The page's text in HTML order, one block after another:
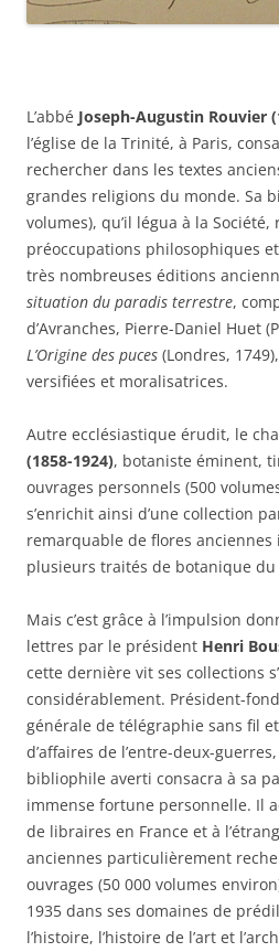
L’abbé Joseph-Augustin Rouvier
l’église de la Trinité, à Paris,
rechercher dans les textes
grandes religions du monde. Sa
volumes), qu’il légua à la Société,
préoccupations philosophiques
très nombreuses éditions
situation du paradis terrestre,
d’Avranches, Pierre-Daniel Huet
L’Origine des puces (Londres,
versifiées et moralisatrices.
Autre ecclésiastique érudit, le
(1858-1924), botaniste éminent,
ouvrages personnels (500
s’enrichit ainsi d’une collection
remarquable de flores
plusieurs traités de botanique du
Mais c’est grâce à l’impulsion
lettres par le président Henri
cette dernière vit ses collections
considérablement. Président-
générale de télégraphie sans fil
d’affaires de l’entre-deux-
bibliophile averti consacra à sa
immense fortune personnelle. Il
de libraires en France et à
anciennes particulièrement
ouvrages (50 000 volumes
1935 dans ses domaines de
l’histoire, l’histoire de l’art et